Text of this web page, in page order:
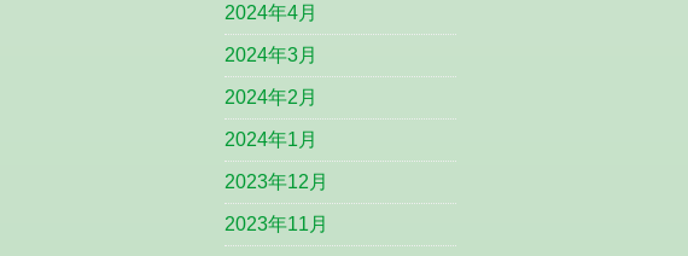
2024年4月
2024年3月
2024年2月
2024年1月
2023年12月
2023年11月